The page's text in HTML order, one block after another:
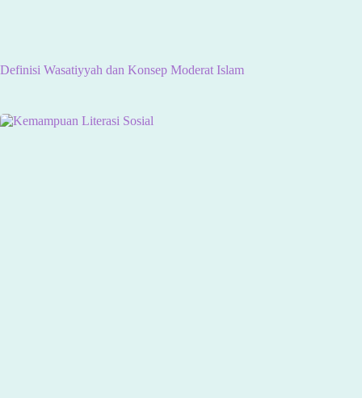
Definisi Wasatiyyah dan Konsep Moderat Islam